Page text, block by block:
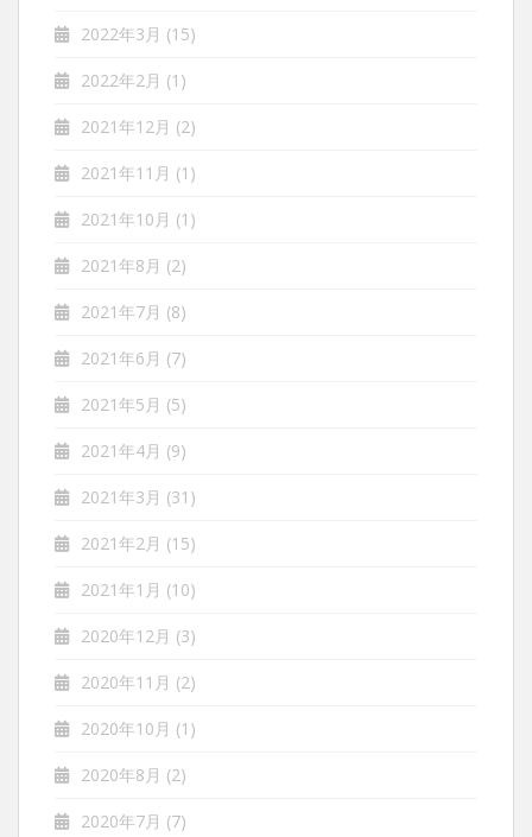
2022年3月 (15)
2022年2月 (1)
2021年12月 (2)
2021年11月 (1)
2021年10月 (1)
2021年8月 (2)
2021年7月 (8)
2021年6月 (7)
2021年5月 (5)
2021年4月 (9)
2021年3月 (31)
2021年2月 (15)
2021年1月 (10)
2020年12月 (3)
2020年11月 (2)
2020年10月 (1)
2020年8月 (2)
2020年7月 (7)